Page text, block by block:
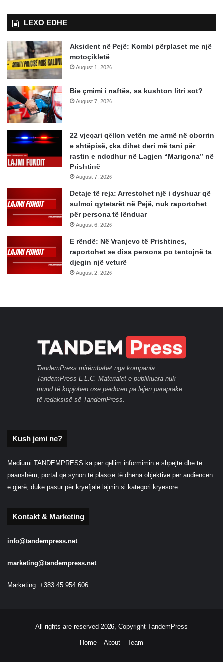
LEXO EDHE
Aksident në Pejë: Kombi përplaset me një
motoçikletë
August 1, 2026
Bie çmimi i naftës, sa kushton litri sot?
August 7, 2026
22 vjeçari qëllon vetën me armë në oborrin
e shtëpisë, çka dihet deri më tani për
rastin e ndodhur në Lagjen “Marigona” në
Prishtinë
August 7, 2026
Detaje të reja: Arrestohet një i dyshuar që
sulmoi qytetarët në Pejë, nuk raportohet
për persona të lënduar
August 6, 2026
E rëndë: Në Vranjevc të Prishtines,
raportohet se disa persona po tentojnë ta
djegin një veturë
August 2, 2026
TandemPress mirëmbahet nga kompania
TandemPress L.L.C. Materialet e publikuara nuk
mund të kopjohen ose përdoren pa lejen paraprake
të redaksisë së TandemPress.
Kush jemi ne?
Mediumi TANDEMPRESS ka për qëllim informimin e shpejtë dhe të
paanshëm, portal që synon të plasojë të dhëna objektive për audiencën
e gjerë, duke pasur për kryefjalë lajmin si kategori kryesore.
Kontakt & Marketing
info@tandempress.net
marketing@tandempress.net
Marketing: +383 45 954 606
All rights are reserved 2026, Copyright TandemPress
Home About Team